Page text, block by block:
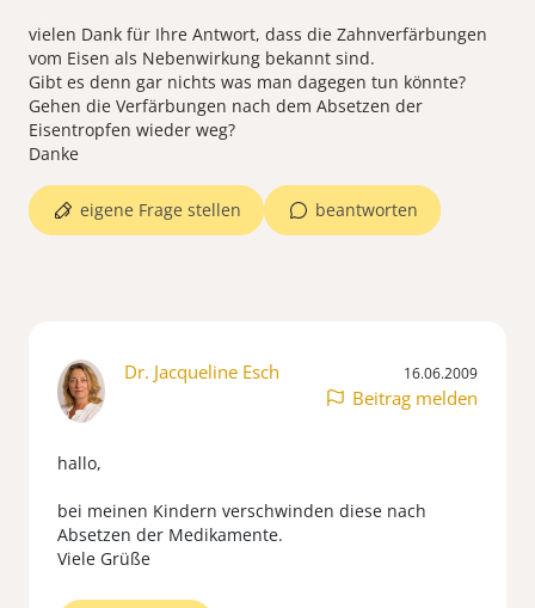
vielen Dank für Ihre Antwort, dass die Zahnverfärbungen
vom Eisen als Nebenwirkung bekannt sind.
Gibt es denn gar nichts was man dagegen tun könnte?
Gehen die Verfärbungen nach dem Absetzen der
Eisentropfen wieder weg?
Danke
beantworten
eigene Frage stellen
Dr. Jacqueline Esch 16.06.2009
Beitrag melden
hallo,
bei meinen Kindern verschwinden diese nach
Absetzen der Medikamente.
Viele Grüße